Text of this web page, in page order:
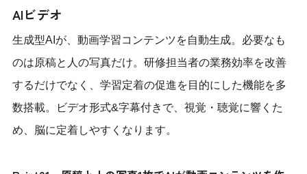
AIビデオ
生成型AIが、動画学習コンテンツを自動生成。必要なも
のは原稿と人の写真だけ。研修担当者の業務効率を改善
するだけでなく、学習定着の促進を目的にした機能を多
数搭載。ビデオ形式&字幕付きで、視覚・聴覚に響くた
め、脳に定着しやすくなります。